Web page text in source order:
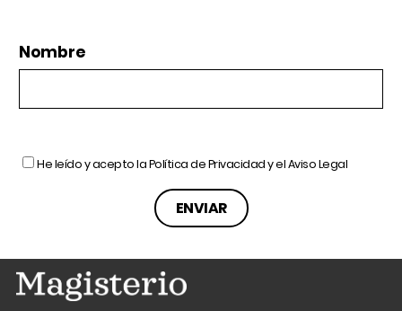
Nombre
He leído y acepto laPolítica de Privacidady elAviso Legal